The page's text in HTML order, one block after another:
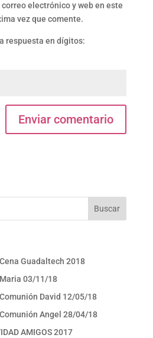
electrónico y web en este
vez que comente.
respuesta en dígitos:
Guadaltech 2018
03/11/18
David 12/05/18
Angel 28/04/18
AMIGOS 2017